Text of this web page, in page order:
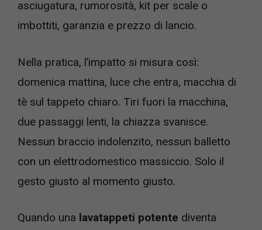
asciugatura, rumorosità, kit per scale o
imbottiti, garanzia e prezzo di lancio.
Nella pratica, l’impatto si misura così:
domenica mattina, luce che entra, macchia di
tè sul tappeto chiaro. Tiri fuori la macchina,
due passaggi lenti, la chiazza svanisce.
Nessun braccio indolenzito, nessun balletto
con un elettrodomestico massiccio. Solo il
gesto giusto al momento giusto.
Quando una lavatappeti potente diventa